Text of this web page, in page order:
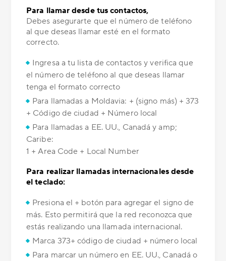
Para llamar desde tus contactos,
Debes asegurarte que el número de teléfono
al que deseas llamar esté en el formato
correcto.
Ingresa a tu lista de contactos y verifica que
el número de teléfono al que deseas llamar
tenga el formato correcto
Para llamadas a Moldavia: + (signo más) + 373
+ Código de ciudad + Número local
Para llamadas a EE. UU., Canadá y amp;
Caribe:
1 + Area Code + Local Number
Para realizar llamadas internacionales desde
el teclado:
Presiona el + botón para agregar el signo de
más. Esto permitirá que la red reconozca que
estás realizando una llamada internacional.
Marca 373+ código de ciudad + número local
Para marcar un número en EE. UU., Canadá o